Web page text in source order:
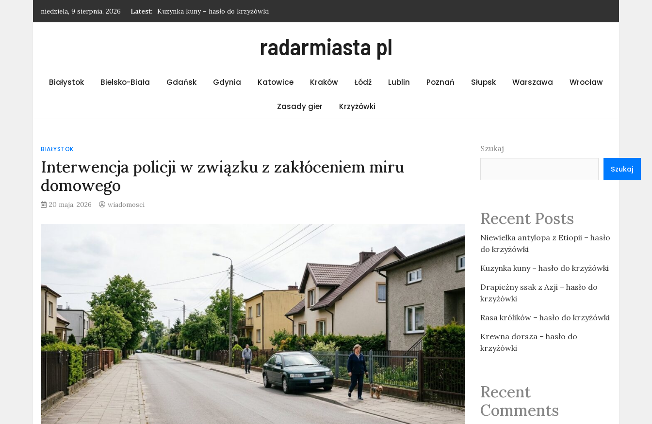
niedziela, 9 sierpnia, 2026 Latest: Kuzynka kuny – hasło do krzyżówki
Krewna dorsza – hasło do krzyżówkiradarmiasta pl
Białystok Bielsko-Biała Gdańsk Gdynia Katowice Kraków Łódź Lublin Poznań Słupsk Warszawa Wrocław
Zasady gier Krzyżówki
BIAŁYSTOK
Interwencja policji w związku z zakłóceniem miru
domowego
20 maja, 2026 wiadomosci
Szukaj
Szukaj
Recent Posts
Niewielka antylopa z Etiopii – hasło
do krzyżówki
Kuzynka kuny – hasło do krzyżówki
Drapieżny ssak z Azji – hasło do
krzyżówki
Rasa królików – hasło do krzyżówki
Krewna dorsza – hasło do
krzyżówki
Recent
Comments